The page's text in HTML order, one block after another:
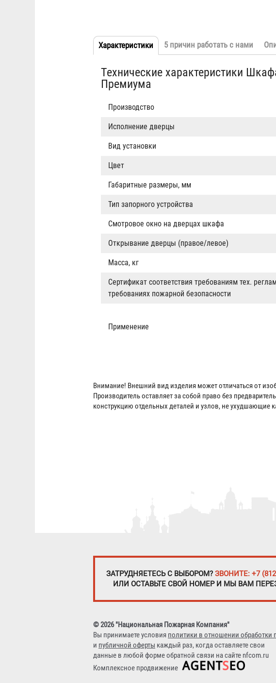
Табы
Характеристики (активная
5 причин работать с нами
Технические характеристики
Премиума
Производство
Исполнение дверцы
Вид установки
Цвет
Габаритные размеры, мм
Тип запорного устройства
Смотровое окно на дверцах шкафа
Открывание дверцы (правое/левое)
Масса, кг
Сертификат соответствия требованиям тех.
требованиях пожарной безопасности
Применение
Внимание! Внешний вид изделия может отличаться от
Производитель оставляет за собой право без
конструкцию отдельных деталей и узлов, не ухудшающие
ЗАТРУДНЯЕТЕСЬ С ВЫБОРОМ? ЗВОНИТЕ: +7
ИЛИ ОСТАВЬТЕ СВОЙ НОМЕР И МЫ ВАМ
© 2026 "Национальная Пожарная Компания"
Вы принимаете условия политики в отношении обработки
и публичной оферты каждый раз, когда оставляете свои
данные в любой форме обратной связи на сайте nfcom.ru
Комплексное продвижение